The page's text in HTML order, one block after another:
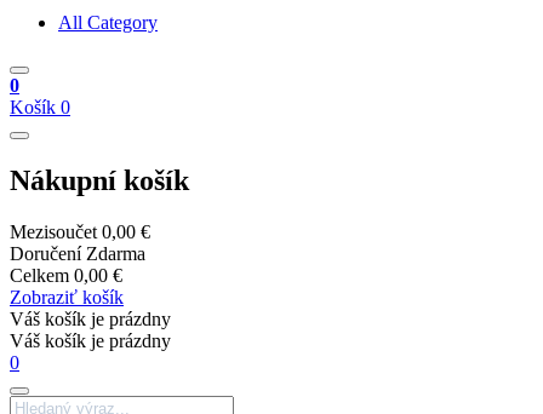
All Category
0
Košík 0
Nákupní košík
Mezisoučet 0,00 €
Doručení Zdarma
Celkem 0,00 €
Zobraziť košík
Váš košík je prázdny
Váš košík je prázdny
0